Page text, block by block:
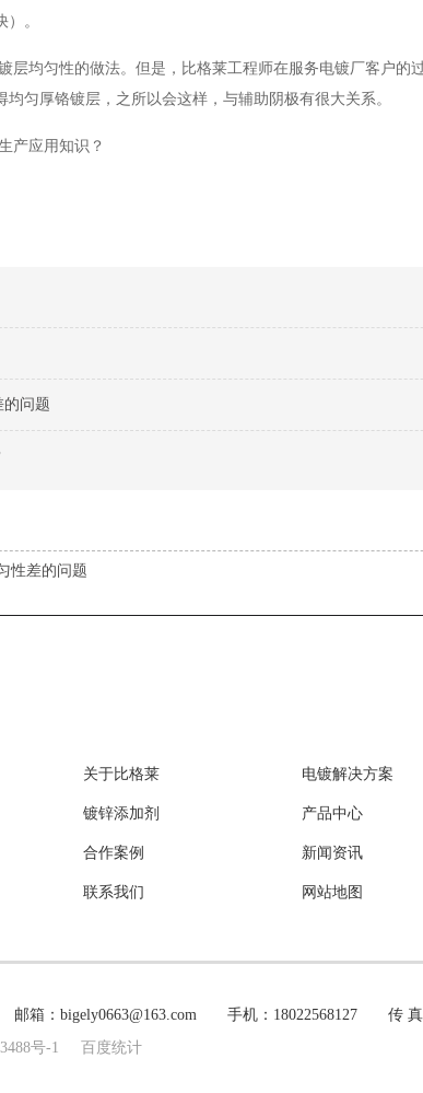
。
层均匀性的做法。 但是， 比格莱工程师在服务电镀厂客户的
匀厚铬镀层，之所以会这样，与辅助阴极有很大关系。
产应用知识？
的问题
性差的问题
关于比格莱 电镀解决方案
镀锌添加剂 产品中心
合作案例 新闻资讯
联系我们 网站地图
箱：bigely0663@163.com 手机：18022568127 传 真
号-1 百度统计